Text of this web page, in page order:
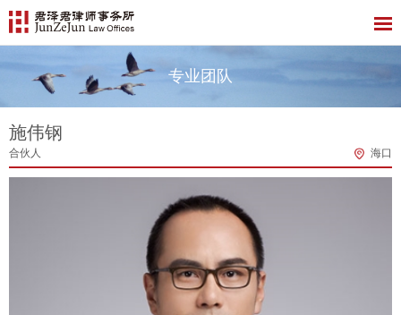
专业团队
施伟钢
合伙人 海口